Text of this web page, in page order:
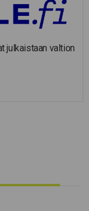
julkaistaan valtion